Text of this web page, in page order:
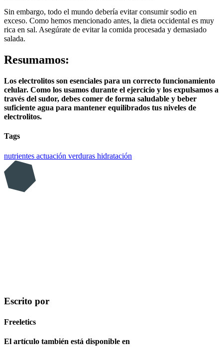
Sin embargo, todo el mundo debería evitar consumir sodio en
exceso. Como hemos mencionado antes, la dieta occidental es muy
rica en sal. Asegúrate de evitar la comida procesada y demasiado
salada.
Resumamos:
Los electrolitos son esenciales para un correcto funcionamiento
celular. Como los usamos durante el ejercicio y los expulsamos a
través del sudor, debes comer de forma saludable y beber
suficiente agua para mantener equilibrados tus niveles de
electrolitos.
Tags
nutrientes actuación verduras hidratación
Escrito por
Freeletics
El artículo también está disponible en